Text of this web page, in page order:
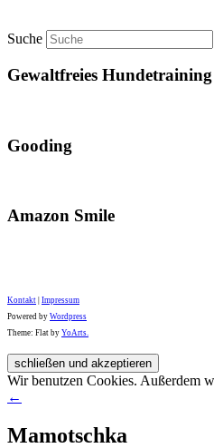
Suche
Gewaltfreies Hundetraining
Gooding
Amazon Smile
Kontakt Impressum
Powered by Wordpress
Theme: Flat by YoArts.
Wir benutzen Cookies. Außerdem
←
Mamotschka